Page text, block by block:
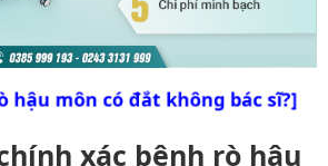
hậu môn có đắt không bác sĩ?]
xác bệnh rò hậu